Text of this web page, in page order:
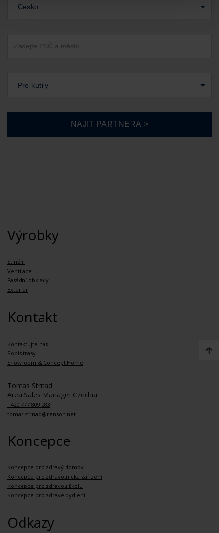
Cesko
Pro kutily
Výrobky
Stínění
Ventilace
Fasádní obklady
Exteriér
Kontakt
Kontaktujte nás
Popis trasy
Showroom & Concept Home
Tomas Strnad
Area Sales Manager Czechia
+420 777 809 283
tomas.strnad@renson.net
Koncepce
Koncepce pro zdravý domov
Koncepce pro zdravotnická zařízení
Koncepce pro zdravou školu
Koncepce pro zdravé bydlení
Odkazy